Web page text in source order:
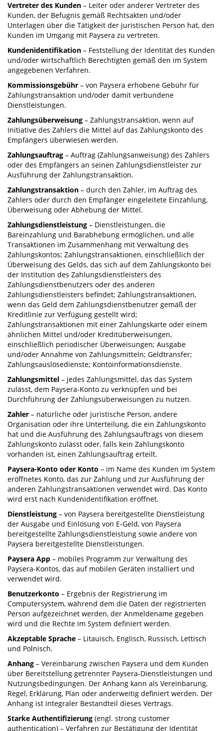
Vertreter des Kunden – Leiter oder anderer Vertreter des
Kunden, der Befugnis gemäß Rechtsakten und/oder
Unterlagen über die Tätigkeit der juristischen Person hat, den
Kunden im Umgang mit Paysera zu vertreten.
Kundenidentifikation – Feststellung der Identität des Kunden
und/oder wirtschaftlich Berechtigten gemäß den im System
angegebenen Verfahren.
Kommissionsgebühr – von Paysera erhobene Gebühr für
Zahlungstransaktion und/oder damit verbundene
Dienstleistungen.
Zahlungsüberweisung – Zahlungstransaktion, wenn auf
Initiative des Zahlers die Mittel auf das Zahlungskonto des
Empfängers überwiesen werden.
Zahlungsauftrag – Auftrag (Zahlungsanweisung) des Zahlers
oder des Empfängers an seinen Zahlungsdienstleister zur
Ausführung der Zahlungstransaktion.
Zahlungstransaktion – durch den Zahler, im Auftrag des
Zahlers oder durch den Empfänger eingeleitete Einzahlung,
Überweisung oder Abhebung der Mittel.
Zahlungsdienstleistung – Dienstleistungen, die
Bareinzahlung und Barabhebung ermöglichen, und alle
Transaktionen im Zusammenhang mit Verwaltung des
Zahlungskontos; Zahlungstransaktionen, einschließlich der
Überweisung des Gelds, das sich auf dem Zahlungskonto bei
der Institution des Zahlungsdienstleisters des
Zahlungsdienstbenutzers oder des anderen
Zahlungsdienstleisters befindet; Zahlungstransaktionen,
wenn das Geld dem Zahlungsdienstbenutzer gemäß der
Kreditlinie zur Verfügung gestellt wird;
Zahlungstransaktionen mit einer Zahlungskarte oder einem
ähnlichen Mittel und/oder Kreditüberweisungen,
einschließlich periodischer Überweisungen; Ausgabe
und/oder Annahme von Zahlungsmitteln; Geldtransfer;
Zahlungsauslösedienste; Kontoinformationsdienste.
Zahlungsmittel – jedes Zahlungsmittel, das das System
zulässt, dem Paysera-Konto zu verknüpfen und bei
Durchführung der Zahlungsüberweisungen zu nutzen.
Zahler – natürliche oder juristische Person, andere
Organisation oder ihre Unterteilung, die ein Zahlungskonto
hat und die Ausführung des Zahlungsauftrags von diesem
Zahlungskonto zulässt oder, falls kein Zahlungskonto
vorhanden ist, einen Zahlungsauftrag erteilt.
Paysera-Konto oder Konto – im Name des Kunden im System
eröffnetes Konto, das zur Zahlung und zur Ausführung der
anderen Zahlungstransaktionen verwendet wird. Das Konto
wird erst nach Kundenidentifikation eröffnet.
Dienstleistung – von Paysera bereitgestellte Dienstleistung
der Ausgabe und Einlösung von E-Geld, von Paysera
bereitgestellte Zahlungsdienstleistung sowie andere von
Paysera bereitgestellte Dienstleistungen.
Paysera App – mobiles Programm zur Verwaltung des
Paysera-Kontos, das auf mobilen Geräten installiert und
verwendet wird.
Benutzerkonto – Ergebnis der Registrierung im
Computersystem, während dem die Daten der registrierten
Person aufgezeichnet werden, der Anmeldename gegeben
wird und die Rechte im System definiert werden.
Akzeptable Sprache – Litauisch, Englisch, Russisch, Lettisch
und Polnisch.
Anhang – Vereinbarung zwischen Paysera und dem Kunden
über Bereitstellung getrennter Paysera-Dienstleistungen und
Nutzungsbedingungen. Der Anhang kann als Vereinbarung,
Regel, Erklärung, Plan oder anderweitig definiert werden. Der
Anhang ist integraler Bestandteil dieses Vertrags.
Starke Authentifizierung (engl. strong customer
authentication) – Verfahren zur Bestätigung der Identität